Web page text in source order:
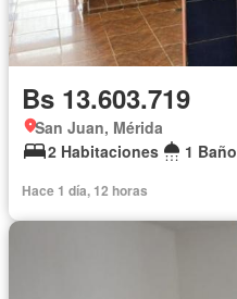
Bs 13.603.719
San Juan, Mérida
2 Habitaciones
1 Baño
Hace 1 día, 12 horas